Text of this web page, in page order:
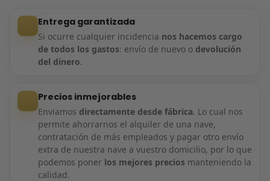
Entrega garantizada
Si ocurre cualquier incidencia nos hacemos cargo
de todos los gastos: envío de nuevo o devolución
del dinero.
Precios inmejorables
Enviamos directamente desde fábrica. Lo cual nos
permite ahorrarnos el alquiler de una nave,
contratación de más empleados y pagar otro envío
extra de nuestra nave a vuestro domicilio, por lo que
podemos poner los mejores precios manteniendo la
calidad.